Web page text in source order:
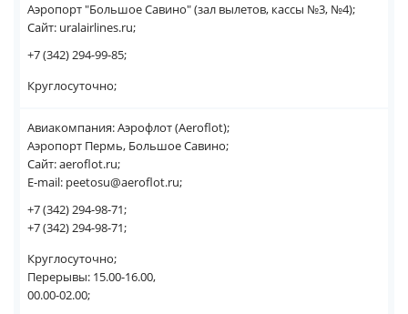
Аэропорт "Большое Савино" (зал вылетов, кассы №3, №4);
Сайт: uralairlines.ru;
+7 (342) 294-99-85;
Круглосуточно;
Авиакомпания: Аэрофлот (Aeroflot);
Аэропорт Пермь, Большое Савино;
Сайт: aeroflot.ru;
E-mail: peetosu@aeroflot.ru;
+7 (342) 294-98-71;
+7 (342) 294-98-71;
Круглосуточно;
Перерывы: 15.00-16.00,
00.00-02.00;